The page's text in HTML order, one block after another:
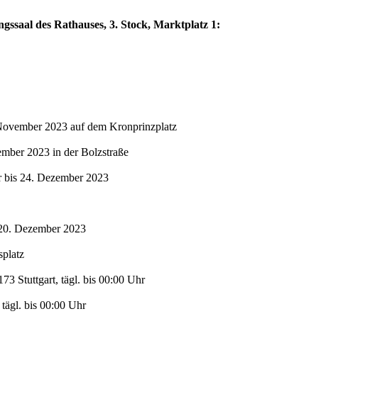
des Rathauses, 3. Stock, Marktplatz 1:
2023 auf dem Kronprinzplatz
2023 in der Bolzstraße
24. Dezember 2023
Dezember 2023
Stuttgart, tägl. bis 00:00 Uhr
bis 00:00 Uhr